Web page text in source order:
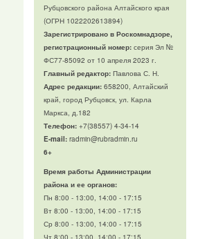
Рубцовского района Алтайского края
(ОГРН 1022202613894)
Зарегистрировано в Роскомнадзоре,
регистрационный номер:серия Эл №
ФС77-85092 от 10 апреля 2023 г.
Главный редактор:Павлова С. Н.
Адрес редакции:658200, Алтайский
край, город Рубцовск, ул. Карла
Маркса, д.182
Телефон:+7(38557) 4-34-14
E-mail:radmin@rubradmin.ru
6+
Время работы Администрации
района и ее органов:
Пн 8:00 - 13:00, 14:00 - 17:15
Вт 8:00 - 13:00, 14:00 - 17:15
Ср 8:00 - 13:00, 14:00 - 17:15